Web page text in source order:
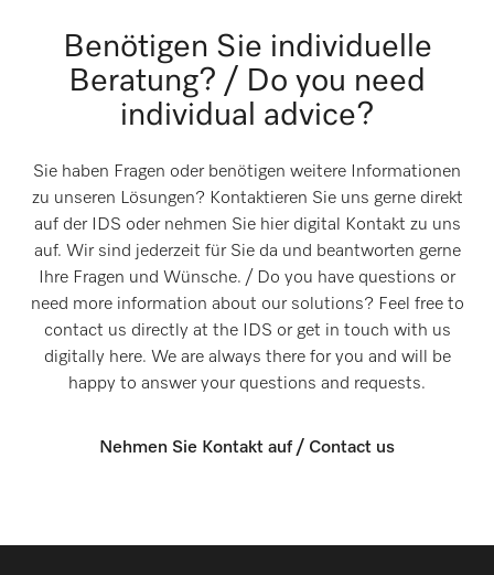
Benötigen Sie individuelle
Beratung? / Do you need
individual advice?
Sie haben Fragen oder benötigen weitere Informationen
zu unseren Lösungen? Kontaktieren Sie uns gerne direkt
auf der IDS oder nehmen Sie hier digital Kontakt zu uns
auf. Wir sind jederzeit für Sie da und beantworten gerne
Ihre Fragen und Wünsche. / Do you have questions or
need more information about our solutions? Feel free to
contact us directly at the IDS or get in touch with us
digitally here. We are always there for you and will be
happy to answer your questions and requests.
Nehmen Sie Kontakt auf / Contact us